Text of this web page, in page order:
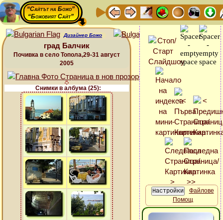
“Сайтът на Божо”
“Божовият Сайт”
Дизайнер Божо
град Балчик
Почивка в село Топола,29-31 август
2005
Снимки в албума (25):
Файлове
Помощ